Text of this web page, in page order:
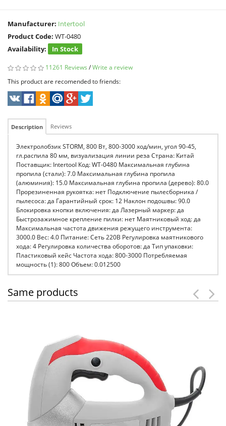
Manufacturer: Intertool
Product Code: WT-0480
Availability:
In Stock
11261 Reviews /Write a review
This product are recomended to friends:
Description Reviews
Электролобзик STORM, 800 Вт, 800-3000 ход/мин, угол 90-45,
гл.распила 80 мм, визуализация линии реза Страна: Китай
Поставщик: Intertool Код: WT-0480 Максимальная глубина
пропила (стали): 7.0 Максимальная глубина пропила
(алюминия): 15.0 Максимальная глубина пропила (дерево): 80.0
Прорезиненная рукоятка: нет Подключение пылесборника /
пылесоса: да Гарантийный срок: 12 Наклон подошвы: 90.0
Блокировка кнопки включения: да Лазерный маркер: да
Быстрозажимное крепление пилки: нет Маятниковый ход: да
Максимальная частота движения режущего инструмента:
3000.0 Вес: 4.0 Питание: Сеть 220В Регулировка маятникового
хода: 4 Регулировка количества оборотов: да Тип упаковки:
Пластиковый кейс Частота хода: 800-3000 Потребляемая
мощность (1): 800 Объем: 0.012500
Same products